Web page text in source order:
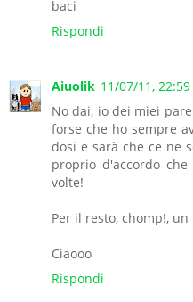
baci
Rispondi
Aiuolik 11/07/11, 22:59
No dai, io dei miei
forse che ho sempre
dosi e sarà che ce ne
proprio d'accordo
volte!
Per il resto, chomp!,
Ciaooo
Rispondi